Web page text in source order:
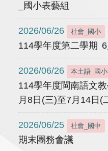
_國小表藝組
2026/06/26 社會_國小
114學年度第二學期
2026/06/26 本土語_國小
114學年度閩南語文
月8日(三)至7月14日(
2026/06/25 社會_國中
期末團務會議